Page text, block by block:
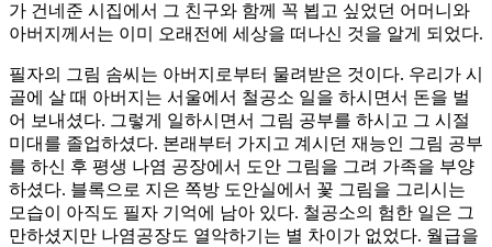
가 건네준 시집에서 그 친구와 함께 꼭 뵙고 싶었던 어머니와
아버지께서는 이미 오래전에 세상을 떠나신 것을 알게 되었다.
필자의 그림 솜씨는 아버지로부터 물려받은 것이다. 우리가 시
골에 살 때 아버지는 서울에서 철공소 일을 하시면서 돈을 벌
어 보내셨다. 그렇게 일하시면서 그림 공부를 하시고 그 시절
미대를 졸업하셨다. 본래부터 가지고 계시던 재능인 그림 공부
를 하신 후 평생 나염 공장에서 도안 그림을 그려 가족을 부양
하셨다. 블록으로 지은 쪽방 도안실에서 꽃 그림을 그리시는
모습이 아직도 필자 기억에 남아 있다. 철공소의 험한 일은 그
만하셨지만 나염공장도 열악하기는 별 차이가 없었다. 월급을